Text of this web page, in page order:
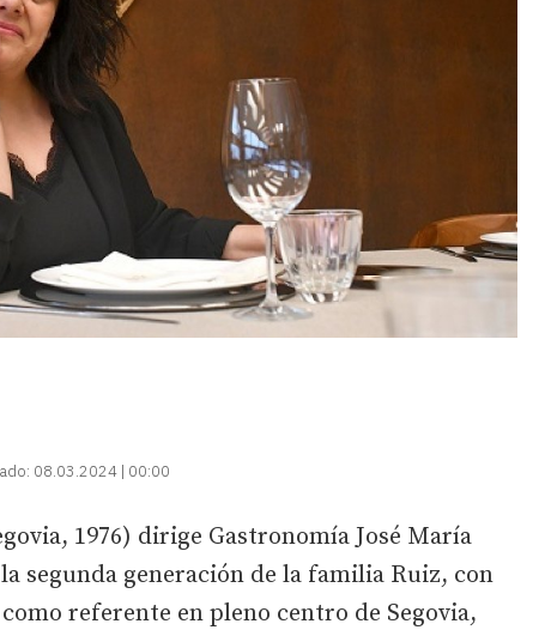
08.03.2024 | 00:00
1976) dirige Gastronomía José María
segunda generación de la familia Ruiz, con
referente en pleno centro de Segovia,